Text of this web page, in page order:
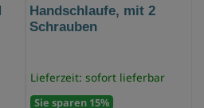
Handschlaufe, mit 2
Schrauben
Lieferzeit: sofort lieferbar
Sie sparen 15%